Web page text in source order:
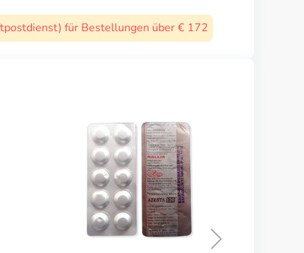
für Bestellungen über € 172
Diphergan